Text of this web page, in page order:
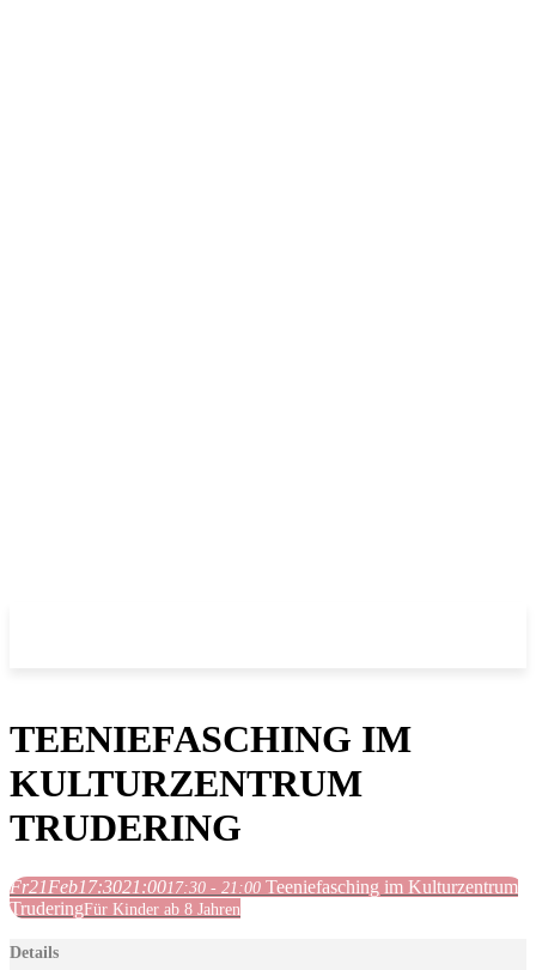
TEENIEFASCHING IM
KULTURZENTRUM
TRUDERING
Fr21Feb17:3021:0017:30 - 21:00 Teeniefasching im Kulturzentrum
TruderingFür Kinder ab 8 Jahren
Details